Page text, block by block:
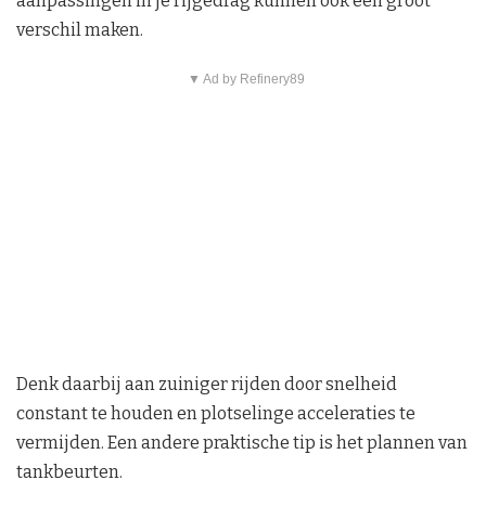
verschil maken.
▼ Ad by Refinery89
Denk daarbij aan zuiniger rijden door snelheid
constant te houden en plotselinge acceleraties te
vermijden. Een andere praktische tip is het plannen van
tankbeurten.